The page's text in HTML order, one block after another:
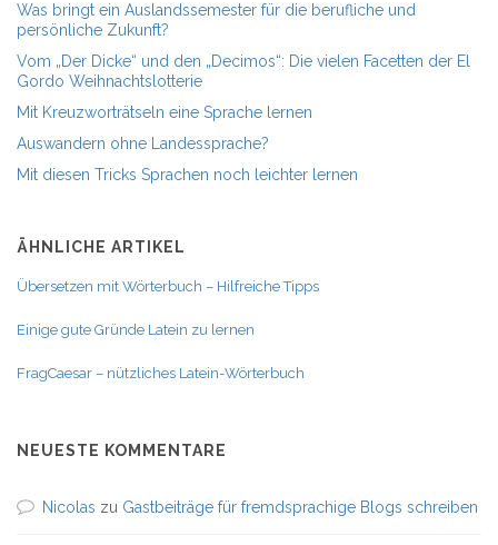
Was bringt ein Auslandssemester für die berufliche und
persönliche Zukunft?
Vom „Der Dicke“ und den „Decimos“: Die vielen Facetten der El
Gordo Weihnachtslotterie
Mit Kreuzworträtseln eine Sprache lernen
Auswandern ohne Landessprache?
Mit diesen Tricks Sprachen noch leichter lernen
ÄHNLICHE ARTIKEL
Übersetzen mit Wörterbuch – Hilfreiche Tipps
Einige gute Gründe Latein zu lernen
FragCaesar – nützliches Latein-Wörterbuch
NEUESTE KOMMENTARE
Nicolas zu Gastbeiträge für fremdsprachige Blogs schreiben